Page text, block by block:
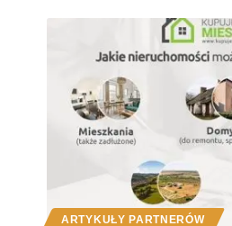
ARTYKUŁY PARTNERÓW